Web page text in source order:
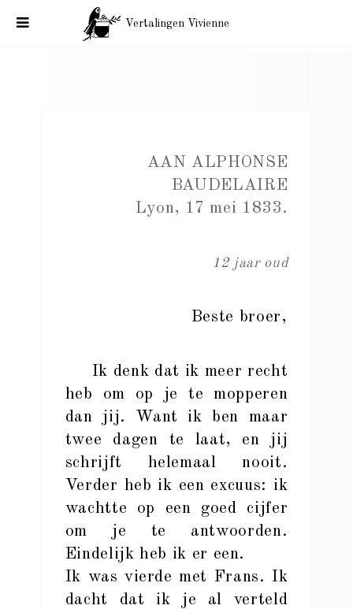
Vertalingen Vivienne
AAN ALPHONSE
BAUDELAIRE
Lyon, 17 mei 1833.
12 jaar oud
Beste broer,
Ik denk dat ik meer recht
heb om op je te mopperen
dan jij. Want ik ben maar
twee dagen te laat, en jij
schrijft helemaal nooit.
Verder heb ik een excuus: ik
wachtte op een goed cijfer
om je te antwoorden.
Eindelijk heb ik er een.
Ik was vierde met Frans. Ik
dacht dat ik je al verteld